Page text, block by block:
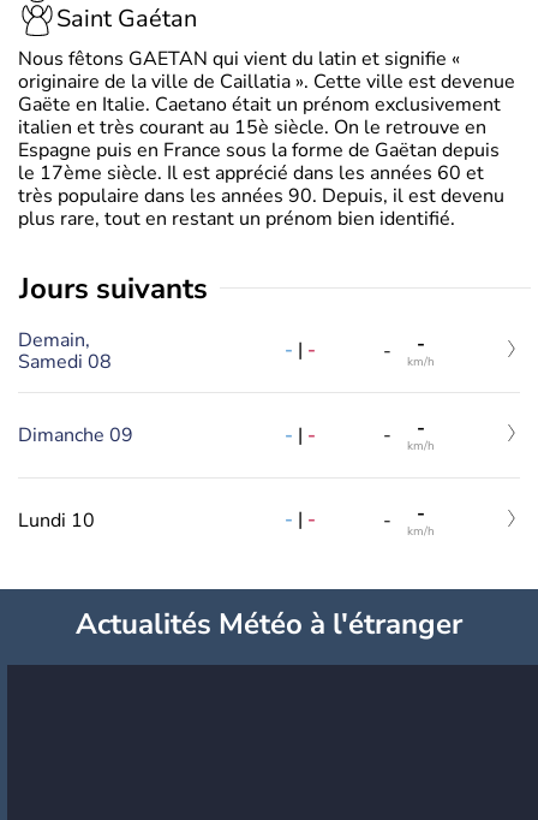
Saint Gaétan
Nous fêtons GAETAN qui vient du latin et signifie «
originaire de la ville de Caillatia ». Cette ville est devenue
Gaëte en Italie. Caetano était un prénom exclusivement
italien et très courant au 15è siècle. On le retrouve en
Espagne puis en France sous la forme de Gaëtan depuis
le 17ème siècle. Il est apprécié dans les années 60 et
très populaire dans les années 90. Depuis, il est devenu
plus rare, tout en restant un prénom bien identifié.
jours suivants
Demain,
Samedi 08
- | - - -
km/h
Dimanche 09 - | - - -
km/h
Lundi 10 - | - - -
km/h
Actualités Météo à l'étranger